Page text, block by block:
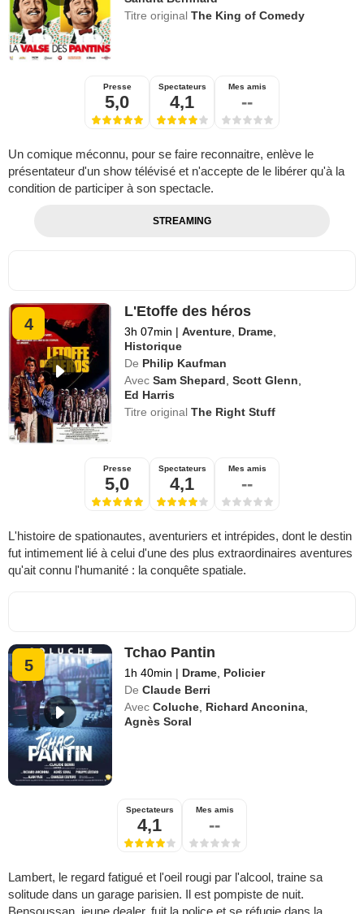
Titre originalThe King of Comedy
Presse
5,0
Spectateurs
4,1
Mes amis
--
Un comique méconnu, pour se faire reconnaitre, enlève le
présentateur d'un show télévisé et n'accepte de le libérer qu'à la
condition de participer à son spectacle.
STREAMING
4
L'Etoffe des héros
3h 07min | Aventure Drame
Historique
De Philip Kaufman
Avec Sam Shepard ,Scott Glenn
Ed Harris
Titre originalThe Right Stuff
Presse
5,0
Spectateurs
4,1
Mes amis
--
L'histoire de spationautes, aventuriers et intrépides, dont le destin
fut intimement lié à celui d'une des plus extraordinaires aventures
qu'ait connu l'humanité : la conquête spatiale.
5
Tchao Pantin
1h 40min | Drame Policier
De Claude Berri
Avec Coluche Richard Anconina
Agnès Soral
Spectateurs
4,1
Mes amis
--
Lambert, le regard fatigué et l'oeil rougi par l'alcool, traine sa
solitude dans un garage parisien. Il est pompiste de nuit.
Bensoussan, jeune dealer, fuit la police et se réfugie dans la